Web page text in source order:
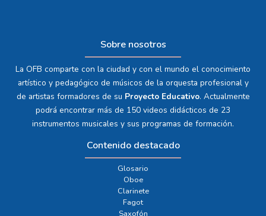
Sobre nosotros
La OFB comparte con la ciudad y con el mundo el conocimiento
artístico y pedagógico de músicos de la orquesta profesional y
de artistas formadores de su Proyecto Educativo. Actualmente
podrá encontrar más de 150 videos didácticos de 23
instrumentos musicales y sus programas de formación.
Contenido destacado
Glosario
Oboe
Clarinete
Fagot
Saxofón